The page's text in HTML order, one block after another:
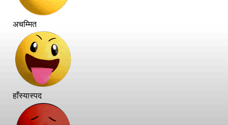
अचम्मित
हाँस्यास्पद